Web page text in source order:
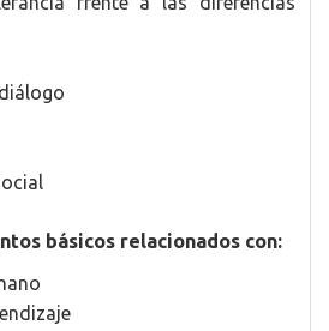
básicos relacionados con: